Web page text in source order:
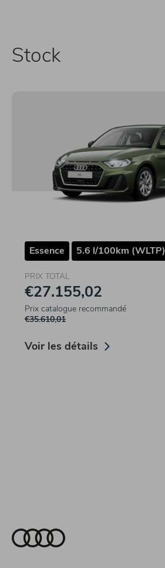
Stock
Essence 5.6 l/100km (WLTP)
PRIX TOTAL
€27.155,02
Prix catalogue recommandé
€35.610,01
Voir les détails